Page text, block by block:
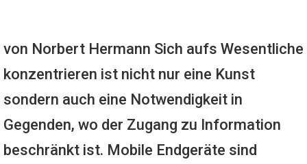
von Norbert Hermann Sich aufs Wesentliche
konzentrieren ist nicht nur eine Kunst
sondern auch eine Notwendigkeit in
Gegenden, wo der Zugang zu Information
beschränkt ist. Mobile Endgeräte sind